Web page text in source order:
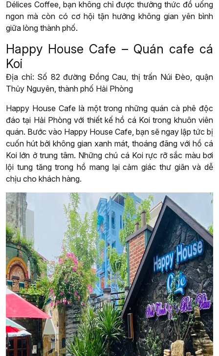
Délices Coffee, bạn không chỉ được thưởng thức đồ uống
ngon mà còn có cơ hội tận hưởng không gian yên bình
giữa lòng thành phố.
Happy House Cafe – Quán cafe cá
Koi
Địa chỉ: Số 82 đường Đồng Cau, thị trấn Núi Đèo, quận
Thủy Nguyên, thành phố Hải Phòng
Happy House Cafe là một trong những quán cà phê độc
đáo tại Hải Phòng với thiết kế hồ cá Koi trong khuôn viên
quán. Bước vào Happy House Cafe, bạn sẽ ngay lập tức bị
cuốn hút bởi không gian xanh mát, thoáng đãng với hồ cá
Koi lớn ở trung tâm. Những chú cá Koi rực rỡ sắc màu bơi
lội tung tăng trong hồ mang lại cảm giác thư giãn và dễ
chịu cho khách hàng.